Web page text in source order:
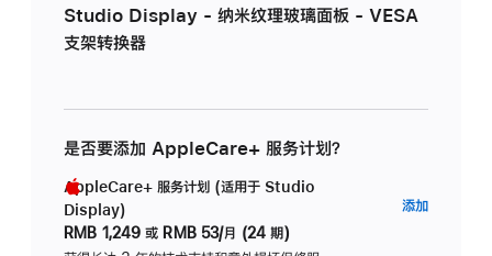
Studio Display - 纳米纹理玻璃面板 - VESA
支架转换器
是否要添加 AppleCare+ 服务计划？
AppleCare+ 服务计划 (适用于 Studio
Display)
RMB 1,249 或 RMB 53/月 (24 期)
添加